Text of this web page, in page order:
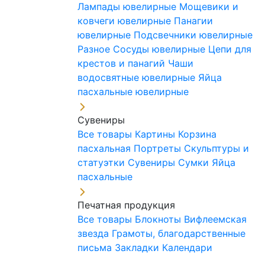
Лампады ювелирные Мощевики и
ковчеги ювелирные Панагии
ювелирные Подсвечники ювелирные
Разное Сосуды ювелирные Цепи для
крестов и панагий Чаши
водосвятные ювелирные Яйца
пасхальные ювелирные
Сувениры
Все товары Картины Корзина
пасхальная Портреты Скульптуры и
статуэтки Сувениры Сумки Яйца
пасхальные
Печатная продукция
Все товары Блокноты Вифлеемская
звезда Грамоты, благодарственные
письма Закладки Календари